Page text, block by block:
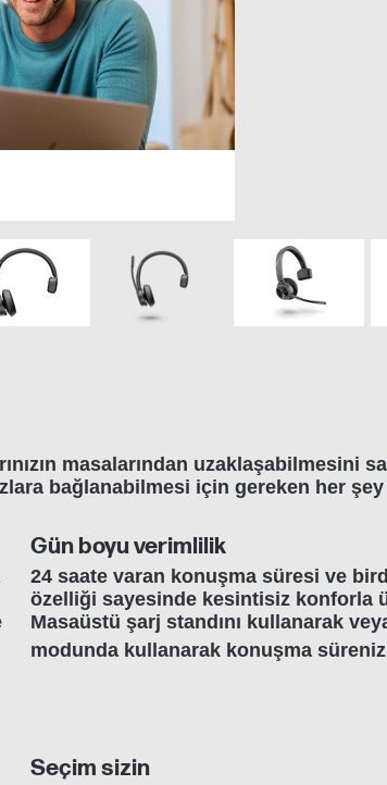
masalarından uzaklaşabilmesini
bağlanabilmesi için gereken her
Gün boyu verimlilik
24 saate varan konuşma süresi ve
özelliği sayesinde kesintisiz konforla
Masaüstü şarj standını kullanarak
modunda kullanarak konuşma
Seçim sizin